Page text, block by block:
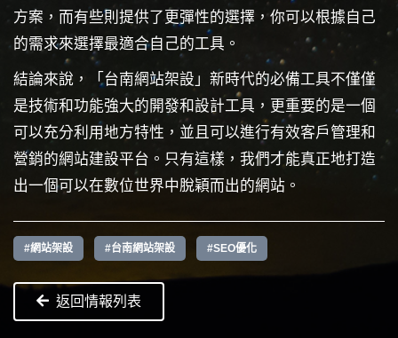
方案，而有些則提供了更彈性的選擇，你可以根據自己
的需求來選擇最適合自己的工具。
結論來說，「台南網站架設」新時代的必備工具不僅僅
是技術和功能強大的開發和設計工具，更重要的是一個
可以充分利用地方特性，並且可以進行有效客戶管理和
營銷的網站建設平台。只有這樣，我們才能真正地打造
出一個可以在數位世界中脫穎而出的網站。
#網站架設 #台南網站架設 #SEO優化
返回情報列表